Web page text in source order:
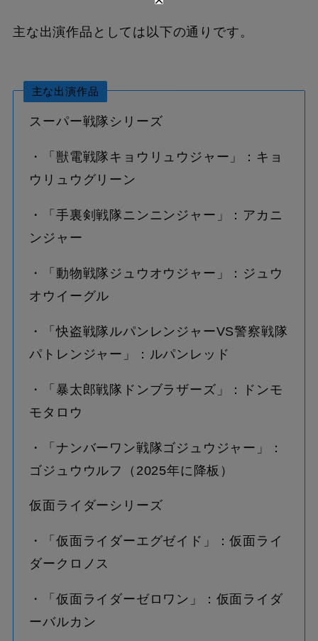
主な出演作品としては以下の通りです。
主な出演作品
スーパー戦隊シリーズ
・「獣電戦隊キョウリュウジャー」：キョ
ウリュウグリーン
・「手裏剣戦隊ニンニンジャー」：アカニ
ンジャー
・「動物戦隊ジュウオウジャー」：ジュウ
オウイーグル
・「快盗戦隊ルパンレンジャーVS警察戦隊
パトレンジャー」：ルパンレッド
・「暴太郎戦隊ドンブラザーズ」：ドンモ
モタロウ
・「ナンバーワン戦隊ゴジュウジャー」：
ゴジュウウルフ（2025年に降板）
仮面ライダーシリーズ
・「仮面ライダーエグゼイド」：仮面ライ
ダークロノス
・「仮面ライダーゼロワン」：仮面ライダ
ーバルカン